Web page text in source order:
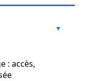
: accès,